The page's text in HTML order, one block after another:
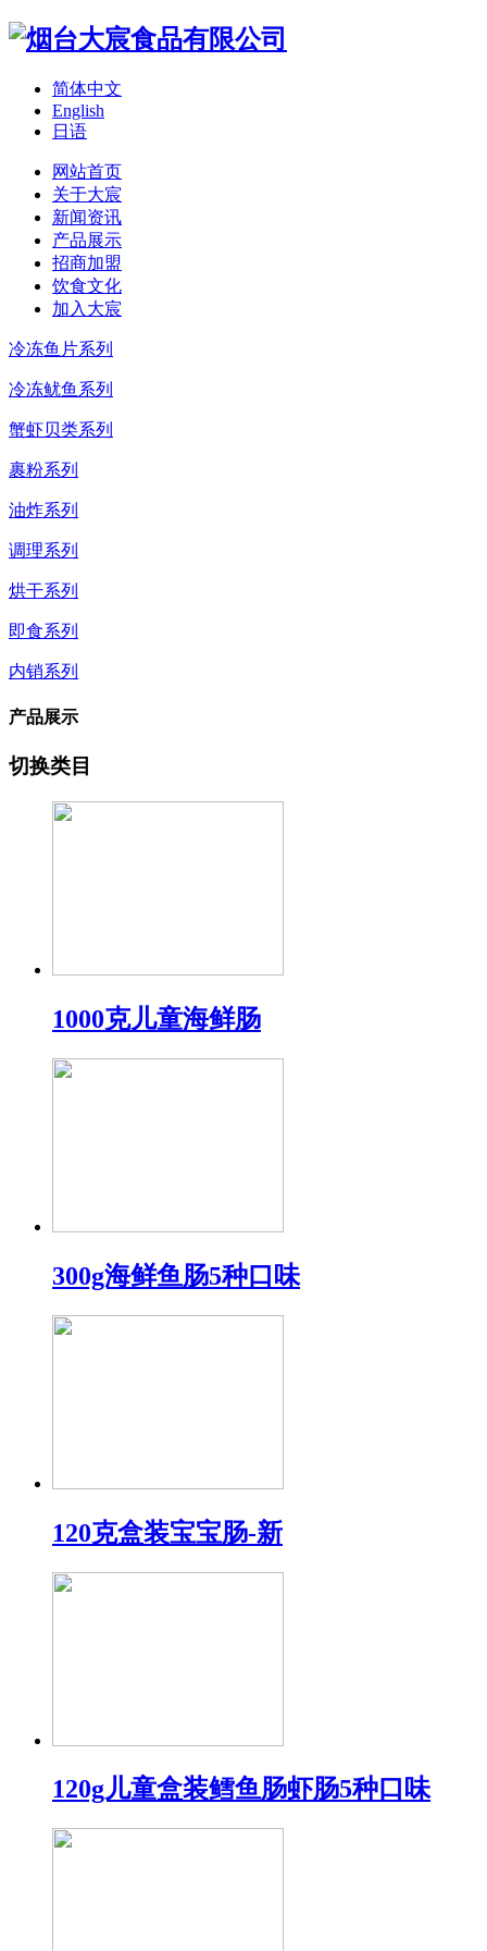
简体中文
English
日语
网站首页
关于大宸
新闻资讯
产品展示
招商加盟
饮食文化
加入大宸
冷冻鱼片系列
冷冻鱿鱼系列
蟹虾贝类系列
裹粉系列
油炸系列
调理系列
烘干系列
即食系列
内销系列
产品展示
切换类目
1000克儿童海鲜肠
300g海鲜鱼肠5种口味
120克盒装宝宝肠-新
120g儿童盒装鳕鱼肠虾肠5种口味